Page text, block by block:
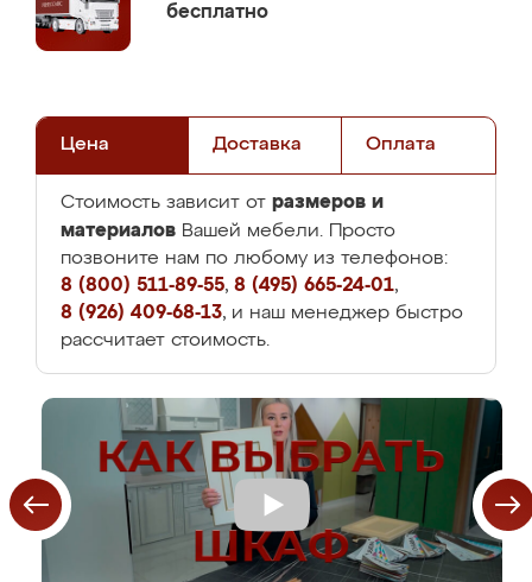
бесплатно
Цена Доставка Оплата
Стоимость зависит от размеров и
материалов Вашей мебели. Просто
позвоните нам по любому из телефонов:
8 (800) 511-89-55, 8 (495) 665-24-01,
8 (926) 409-68-13, и наш менеджер быстро
рассчитает стоимость.